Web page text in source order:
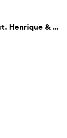
A Mala É Falsa (Ao Vivo) [feat. Henrique & Juliano]